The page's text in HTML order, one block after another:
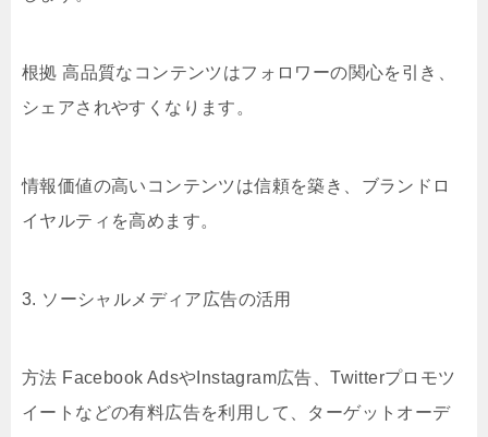
根拠 高品質なコンテンツはフォロワーの関心を引き、
シェアされやすくなります。
情報価値の高いコンテンツは信頼を築き、ブランドロ
イヤルティを高めます。
3. ソーシャルメディア広告の活用
方法 Facebook AdsやInstagram広告、Twitterプロモツ
イートなどの有料広告を利用して、ターゲットオーデ